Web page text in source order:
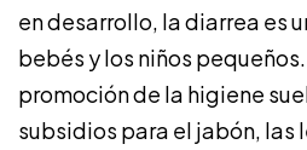
en desarrollo, la diarrea es
bebés y los niños
promoción de la higiene
subsidios para el jabón, las